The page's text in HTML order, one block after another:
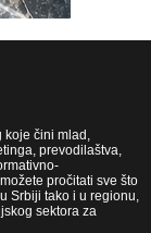
koje čini mlad,
prevodilaštva,
pročitati sve što
Srbiji tako i u regionu,
sektora za